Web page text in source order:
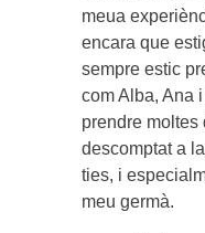
meua
encara que
sempre estic
com Alba, Ana
prendre moltes
descomptat a
ties, i
meu germà.